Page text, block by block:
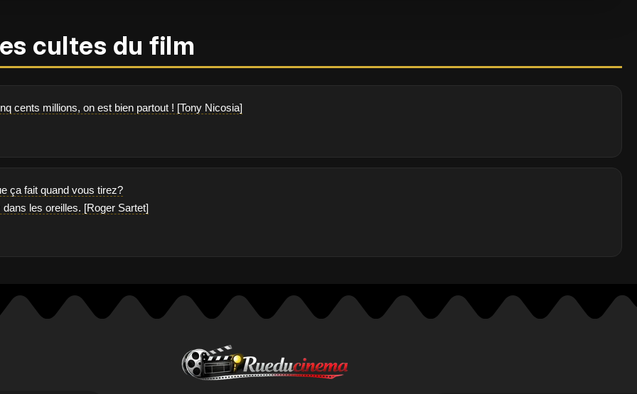
cultes du film
cents millions, on est bien partout ! [Tony Nicosia]
ça fait quand vous tirez?
les oreilles. [Roger Sartet]